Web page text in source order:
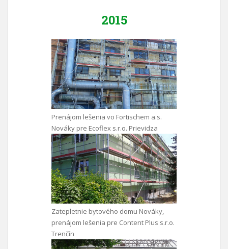
2015
Prenájom lešenia vo Fortischem a.s.
Nováky pre Ecoflex s.r.o. Prievidza
Zatepletnie bytového domu Nováky,
prenájom lešenia pre Content Plus s.r.o.
Trenčín